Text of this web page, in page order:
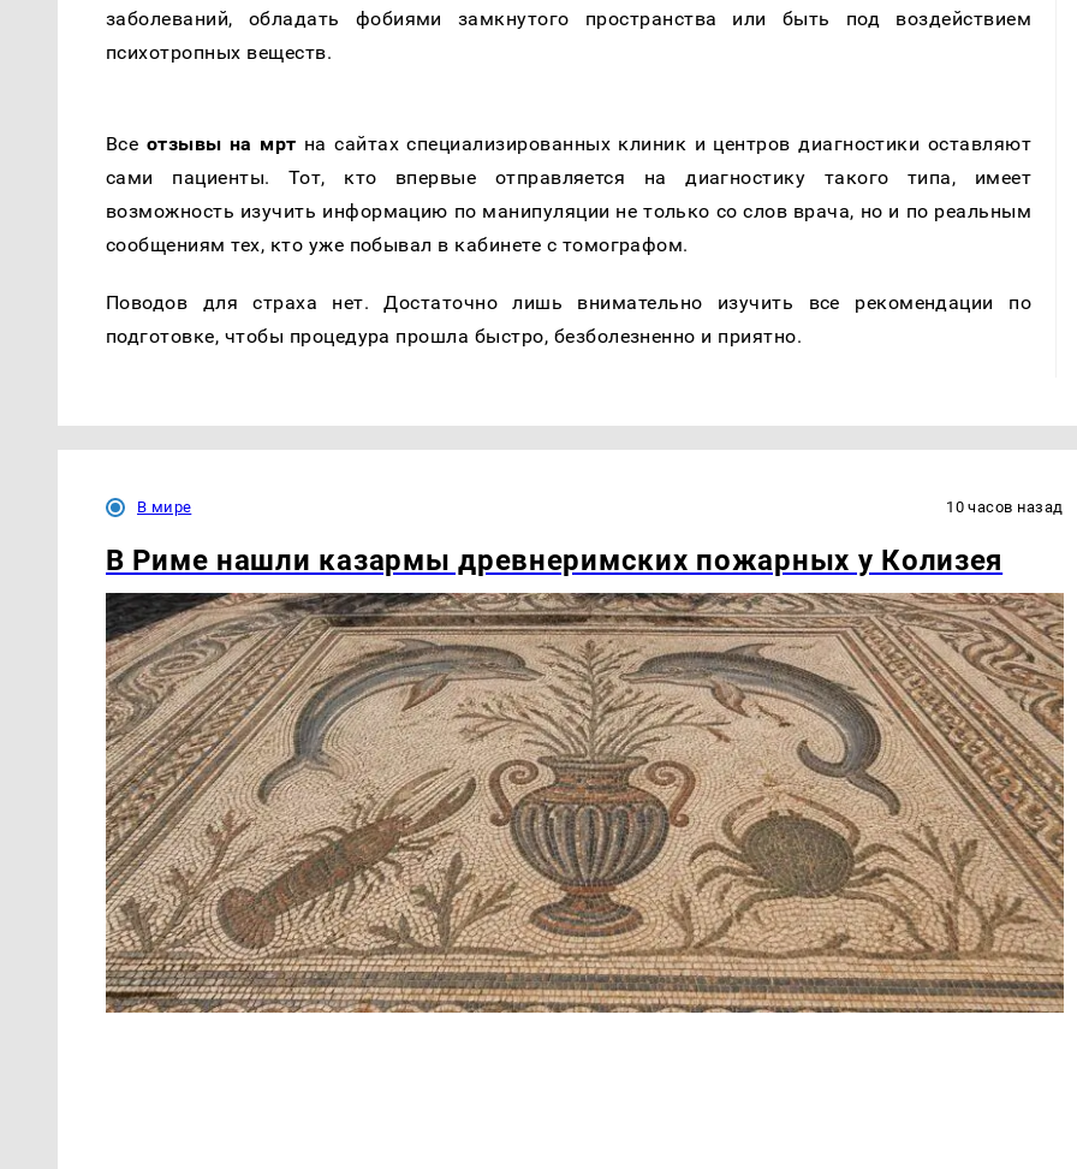
заболеваний, обладать фобиями замкнутого пространства или быть под воздействием
психотропных веществ.
Все отзывы на мрт на сайтах специализированных клиник и центров диагностики оставляют
сами пациенты. Тот, кто впервые отправляется на диагностику такого типа, имеет
возможность изучить информацию по манипуляции не только со слов врача, но и по реальным
сообщениям тех, кто уже побывал в кабинете с томографом.
Поводов для страха нет. Достаточно лишь внимательно изучить все рекомендации по
подготовке, чтобы процедура прошла быстро, безболезненно и приятно.
В мире 10 часов назад
В Риме нашли казармы древнеримских пожарных у Колизея